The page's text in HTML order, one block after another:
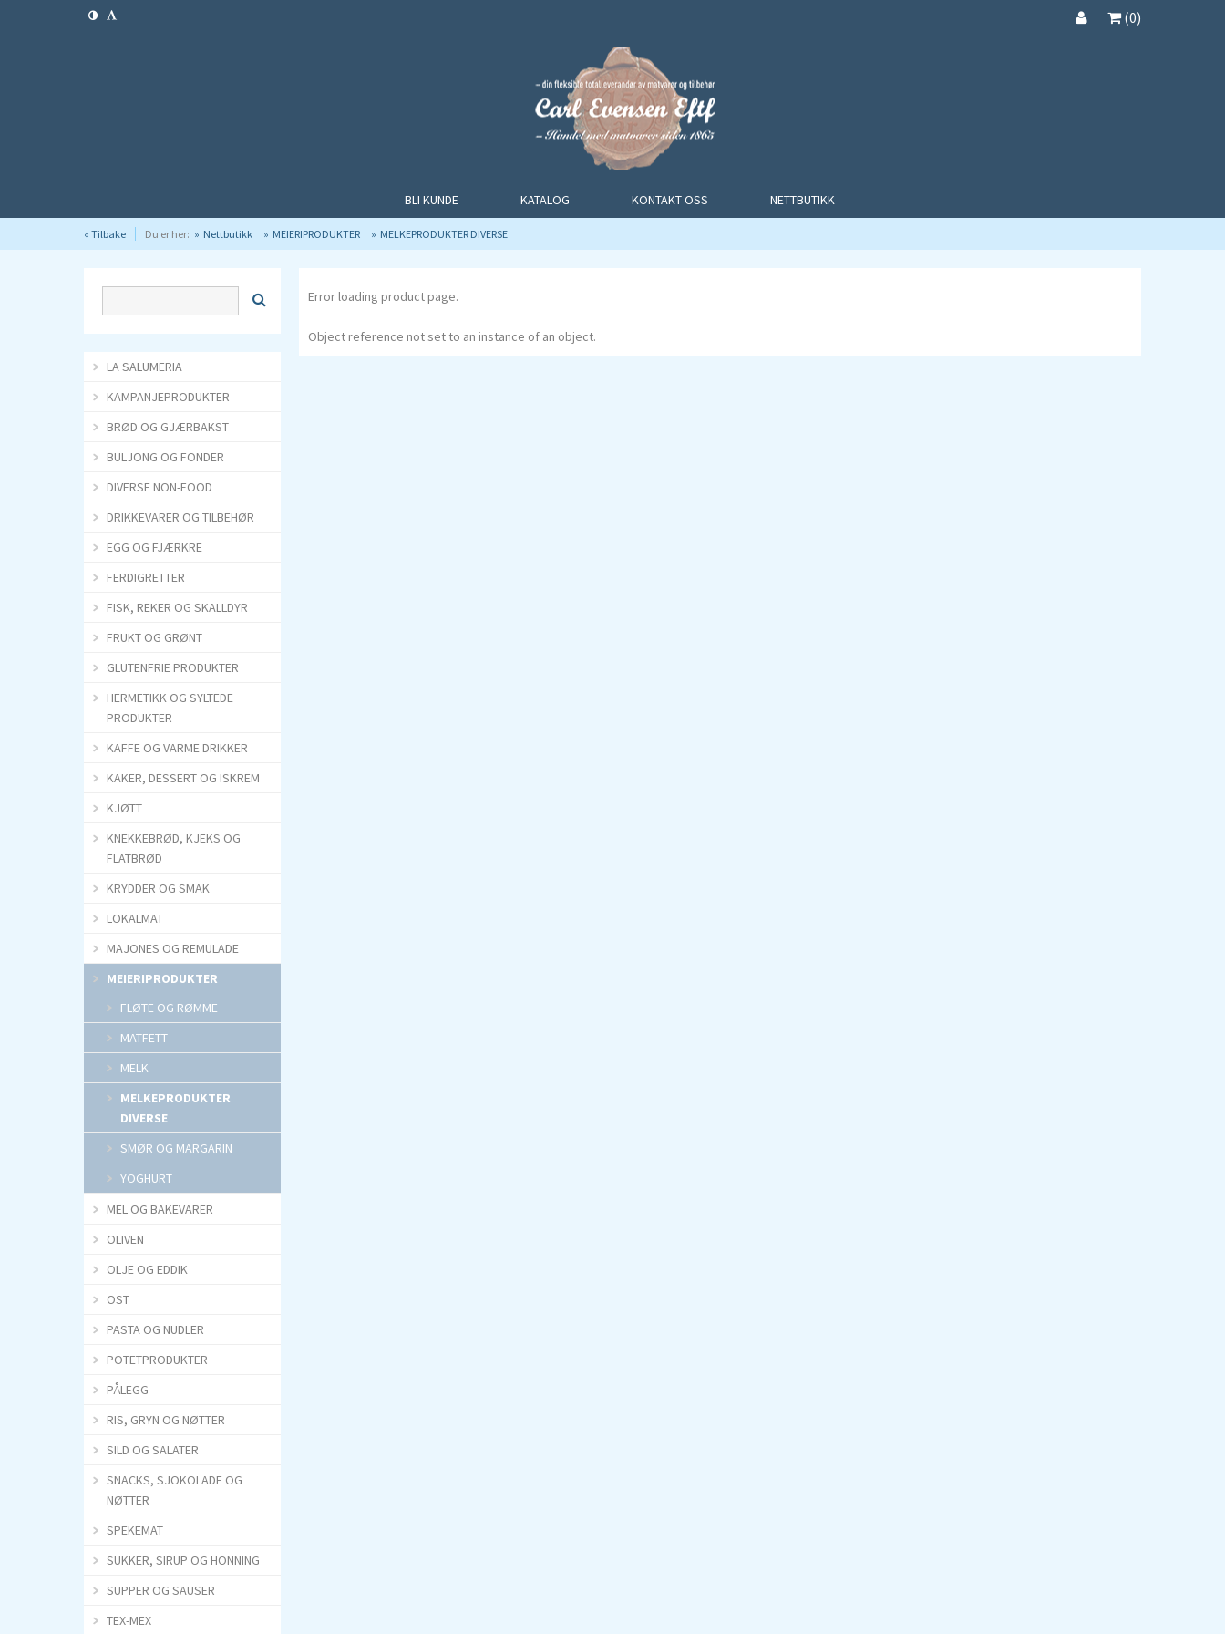
(0)
BLI KUNDE KATALOG KONTAKT OSS NETTBUTIKK
« Tilbake Du er her: Nettbutikk MEIERIPRODUKTER MELKEPRODUKTER DIVERSE
Error loading product page.
Object reference not set to an instance of an object.
LA SALUMERIA
KAMPANJEPRODUKTER
BRØD OG GJÆRBAKST
BULJONG OG FONDER
DIVERSE NON-FOOD
DRIKKEVARER OG TILBEHØR
EGG OG FJÆRKRE
FERDIGRETTER
FISK, REKER OG SKALLDYR
FRUKT OG GRØNT
GLUTENFRIE PRODUKTER
HERMETIKK OG SYLTEDE
PRODUKTER
KAFFE OG VARME DRIKKER
KAKER, DESSERT OG ISKREM
KJØTT
KNEKKEBRØD, KJEKS OG
FLATBRØD
KRYDDER OG SMAK
LOKALMAT
MAJONES OG REMULADE
MEIERIPRODUKTER
FLØTE OG RØMME
MATFETT
MELK
MELKEPRODUKTER
DIVERSE
SMØR OG MARGARIN
YOGHURT
MEL OG BAKEVARER
OLIVEN
OLJE OG EDDIK
OST
PASTA OG NUDLER
POTETPRODUKTER
PÅLEGG
RIS, GRYN OG NØTTER
SILD OG SALATER
SNACKS, SJOKOLADE OG
NØTTER
SPEKEMAT
SUKKER, SIRUP OG HONNING
SUPPER OG SAUSER
TEX-MEX